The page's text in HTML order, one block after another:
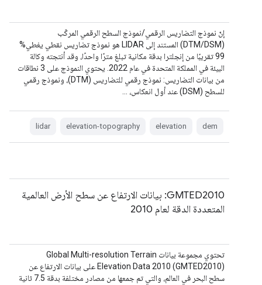
إنّ نموذج التضاريس الرقمي/نموذج السطح الرقمي المركّب
(DTM/DSM) المستند إلى LIDAR هو نموذج تضاريس نقطي يغطي%
99 تقريبًا من إنجلترا بدقة مكانية تبلغ مترًا واحدًا، وقد أنتجته وكالة
البيئة في المملكة المتحدة في عام 2022. يحتوي النموذج على 3 نطاقات
من بيانات التضاريس: نموذج رقمي للتضاريس (DTM)، ونموذج رقمي
للسطح (DSM) عند أول انعكاس، …
dem
elevation
elevation-topography
lidar
GMTED2010: بيانات الارتفاع عن سطح الأرض العالمية
المتعددة الدقة لعام 2010
تحتوي مجموعة بيانات Global Multi-resolution Terrain
Elevation Data 2010 (GMTED2010) على بيانات الارتفاع عن
سطح البحر في العالم، والتي تم جمعها من مصادر مختلفة بدقة 7.5 ثانية